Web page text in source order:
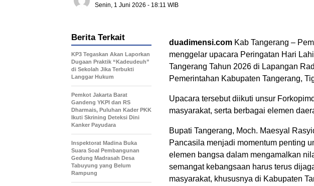
Senin, 1 Juni 2026 - 18:11 WIB
duadimensi.com Kab Tangerang –
menggelar upacara Peringatan Hari
Tangerang Tahun 2026 di Lapangan
Pemerintahan Kabupaten Tangerang,
Upacara tersebut diikuti unsur
masyarakat, serta berbagai elemen
Bupati Tangerang, Moch. Maesyal
Pancasila menjadi momentum penting
elemen bangsa dalam mengamalkan
semangat kebangsaan harus terus
masyarakat, khususnya di Kabupaten
Berita Terkait
KP3 Tegaskan Akan Laporkan
Dugaan Praktik “Kadeudeuh”
di Sekolah Jika Terbukti
Langgar Hukum
Pemkot Jakarta Barat
Gandeng YKPI dan RS
Dharmais, Puluhan Kader PKK
Ikuti Skrining Deteksi Dini
Kanker Payudara
Inspektorat Madina Buka
Suara Soal Pembangunan
Gedung Madrasah Desa
Tabuyung yang Belum
Rampung